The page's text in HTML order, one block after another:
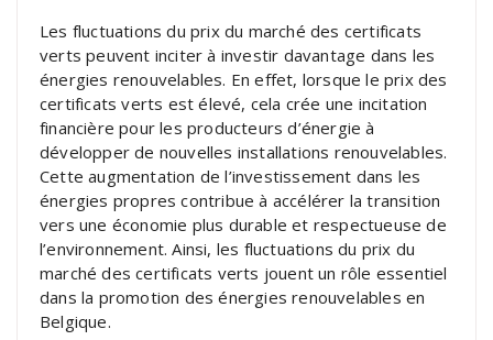
Les fluctuations du prix du marché des certificats
verts peuvent inciter à investir davantage dans les
énergies renouvelables. En effet, lorsque le prix des
certificats verts est élevé, cela crée une incitation
financière pour les producteurs d’énergie à
développer de nouvelles installations renouvelables.
Cette augmentation de l’investissement dans les
énergies propres contribue à accélérer la transition
vers une économie plus durable et respectueuse de
l’environnement. Ainsi, les fluctuations du prix du
marché des certificats verts jouent un rôle essentiel
dans la promotion des énergies renouvelables en
Belgique.